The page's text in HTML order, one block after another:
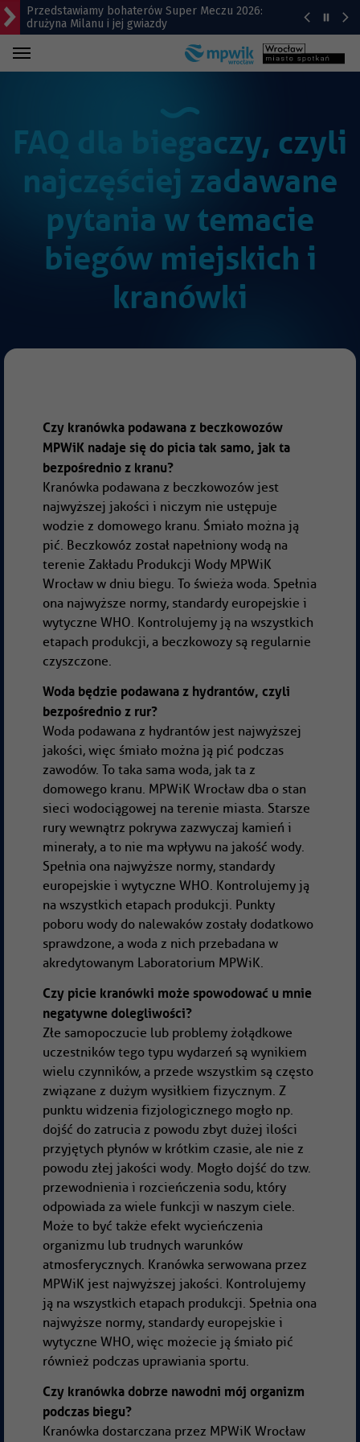
Przedstawiamy bohaterów Super Meczu 2026:
drużyna Milanu i jej gwiazdy
Gwiazdy wystąpią na Dworcu Głównym we
Wrocławiu | TERMINY
Kamienica z Nadodrza po remoncie zyska windę! To
Do Marrakeszu bez przesiadek. Nowy kierunek z
Wrocławia
Remont Gajowickiej. Prace od Hallera do
Racławickiej
FAQ dla biegaczy, czyli
najczęściej zadawane
pytania w temacie
biegów miejskich i
kranówki
Czy kranówka podawana z beczkowozów
MPWiK nadaje się do picia tak samo, jak ta
bezpośrednio z kranu?
Kranówka podawana z beczkowozów jest
najwyższej jakości i niczym nie ustępuje
wodzie z domowego kranu. Śmiało można ją
pić. Beczkowóz został napełniony wodą na
terenie Zakładu Produkcji Wody MPWiK
Wrocław w dniu biegu. To świeża woda. Spełnia
ona najwyższe normy, standardy europejskie i
wytyczne WHO. Kontrolujemy ją na wszystkich
etapach produkcji, a beczkowozy są regularnie
czyszczone.
Woda będzie podawana z hydrantów, czyli
bezpośrednio z rur?
Woda podawana z hydrantów jest najwyższej
jakości, więc śmiało można ją pić podczas
zawodów. To taka sama woda, jak ta z
domowego kranu. MPWiK Wrocław dba o stan
sieci wodociągowej na terenie miasta. Starsze
rury wewnątrz pokrywa zazwyczaj kamień i
minerały, a to nie ma wpływu na jakość wody.
Spełnia ona najwyższe normy, standardy
europejskie i wytyczne WHO. Kontrolujemy ją
na wszystkich etapach produkcji. Punkty
poboru wody do nalewaków zostały dodatkowo
sprawdzone, a woda z nich przebadana w
akredytowanym Laboratorium MPWiK.
Czy picie kranówki może spowodować u mnie
negatywne dolegliwości?
Złe samopoczucie lub problemy żołądkowe
uczestników tego typu wydarzeń są wynikiem
wielu czynników, a przede wszystkim są często
związane z dużym wysiłkiem fizycznym. Z
punktu widzenia fizjologicznego mogło np.
dojść do zatrucia z powodu zbyt dużej ilości
przyjętych płynów w krótkim czasie, ale nie z
powodu złej jakości wody. Mogło dojść do tzw.
przewodnienia i rozcieńczenia sodu, który
odpowiada za wiele funkcji w naszym ciele.
Może to być także efekt wycieńczenia
organizmu lub trudnych warunków
atmosferycznych. Kranówka serwowana przez
MPWiK jest najwyższej jakości. Kontrolujemy
ją na wszystkich etapach produkcji. Spełnia ona
najwyższe normy, standardy europejskie i
wytyczne WHO, więc możecie ją śmiało pić
również podczas uprawiania sportu.
Czy kranówka dobrze nawodni mój organizm
podczas biegu?
Kranówka dostarczana przez MPWiK Wrocław